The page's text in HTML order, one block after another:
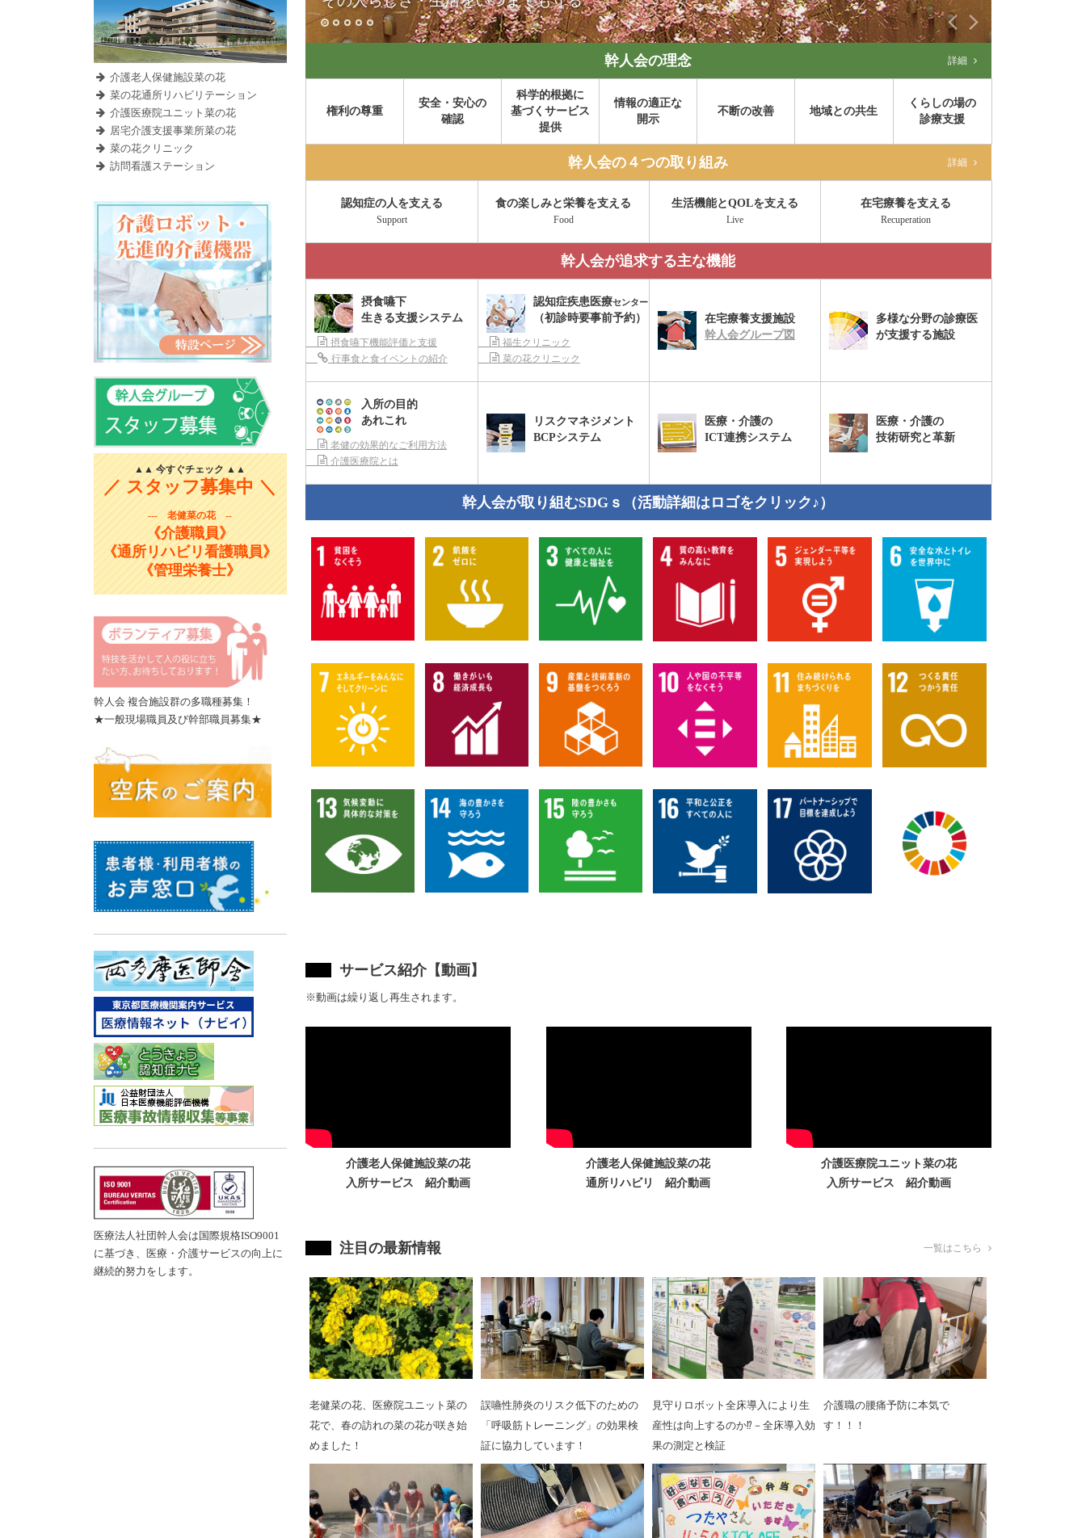
幹人会の理念 詳細
権利の尊重
安全・安心の
確認
科学的根拠に
基づくサービス
提供
情報の適正な
開示
不断の改善 地域との共生
くらしの場の
診療支援
幹人会の４つの取り組み 詳細
認知症の人を支える
Support
食の楽しみと栄養を支える
Food
生活機能とQOLを支える
Live
在宅療養を支える
Recuperation
幹人会が追求する主な機能
摂食嚥下
生きる支援システム
摂食嚥下機能評価と支援
行事食と食イベントの紹介
認知症疾患医療センター
（初診時要事前予約）
福生クリニック
菜の花クリニック
在宅療養支援施設
幹人会グループ図
多様な分野の診療医
が支援する施設
入所の目的
あれこれ
老健の効果的なご利用方法
介護医療院とは
リスクマネジメント
BCPシステム
医療・介護の
ICT連携システム
医療・介護の
技術研究と革新
幹人会が取り組むSDGｓ（活動詳細はロゴをクリック♪）
サービス紹介【動画】
※動画は繰り返し再生されます。
介護老人保健施設菜の花
入所サービス 紹介動画
介護老人保健施設菜の花
通所リハビリ 紹介動画
介護医療院ユニット菜の花
入所サービス 紹介動画
注目の最新情報 一覧はこちら
老健菜の花、医療院ユニット菜の
花で、春の訪れの菜の花が咲き始
めました！
誤嚥性肺炎のリスク低下のための
「呼吸筋トレーニング」の効果検
証に協力しています！
見守りロボット全床導入により生
産性は向上するのか⁉－全床導入効
果の測定と検証
介護職の腰痛予防に本気で
す！！！
介護老人保健施設菜の花
菜の花通所リハビリテーション
介護医療院ユニット菜の花
居宅介護支援事業所菜の花
菜の花クリニック
訪問看護ステーション
▲▲ 今すぐチェック ▲▲
／ スタッフ募集中 ＼
--- 老健菜の花 --
《介護職員》
《通所リハビリ看護職員》
《管理栄養士》
幹人会 複合施設群の多職種募集！
★一般現場職員及び幹部職員募集★
医療法人社団幹人会は国際規格ISO9001
に基づき、医療・介護サービスの向上に
継続的努力をします。